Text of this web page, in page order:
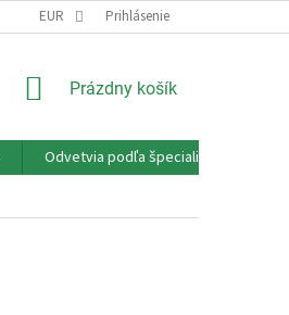
EUR Prihlásenie
NÁKUPNÝ
Prázdny košík
Odvetvia podľa špecializácie